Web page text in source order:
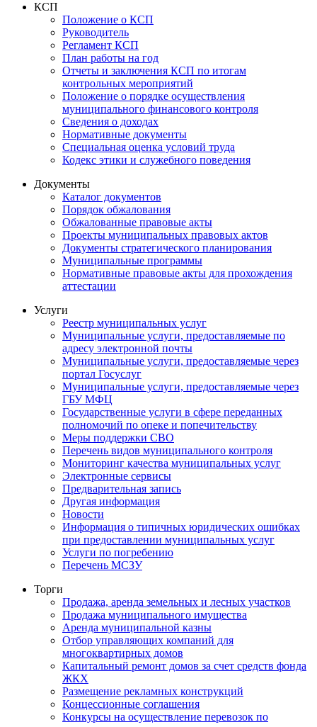
КСП
Положение о КСП
Руководитель
Регламент КСП
План работы на год
Отчеты и заключения КСП по итогам
контрольных мероприятий
Положение о порядке осуществления
муниципального финансового контроля
Сведения о доходах
Нормативные документы
Специальная оценка условий труда
Кодекс этики и служебного поведения
Документы
Каталог документов
Порядок обжалования
Обжалованные правовые акты
Проекты муниципальных правовых актов
Документы стратегического планирования
Муниципальные программы
Нормативные правовые акты для прохождения
аттестации
Услуги
Реестр муниципальных услуг
Муниципальные услуги, предоставляемые по
адресу электронной почты
Муниципальные услуги, предоставляемые через
портал Госуслуг
Муниципальные услуги, предоставляемые через
ГБУ МФЦ
Государственные услуги в сфере переданных
полномочий по опеке и попечительству
Меры поддержки СВО
Перечень видов муниципального контроля
Мониторинг качества муниципальных услуг
Электронные сервисы
Предварительная запись
Другая информация
Новости
Информация о типичных юридических ошибках
при предоставлении муниципальных услуг
Услуги по погребению
Перечень МСЗУ
Торги
Продажа, аренда земельных и лесных участков
Продажа муниципального имущества
Аренда муниципальной казны
Отбор управляющих компаний для
многоквартирных домов
Капитальный ремонт домов за счет средств фонда
ЖКХ
Размещение рекламных конструкций
Концессионные соглашения
Конкурсы на осуществление перевозок по